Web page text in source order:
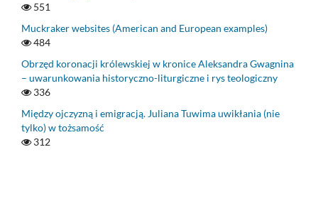
551
Muckraker websites (American and European examples)
484
Obrzęd koronacji królewskiej w kronice Aleksandra Gwagnina
– uwarunkowania historyczno-liturgiczne i rys teologiczny
336
Między ojczyzną i emigracją. Juliana Tuwima uwikłania (nie
tylko) w tożsamość
312